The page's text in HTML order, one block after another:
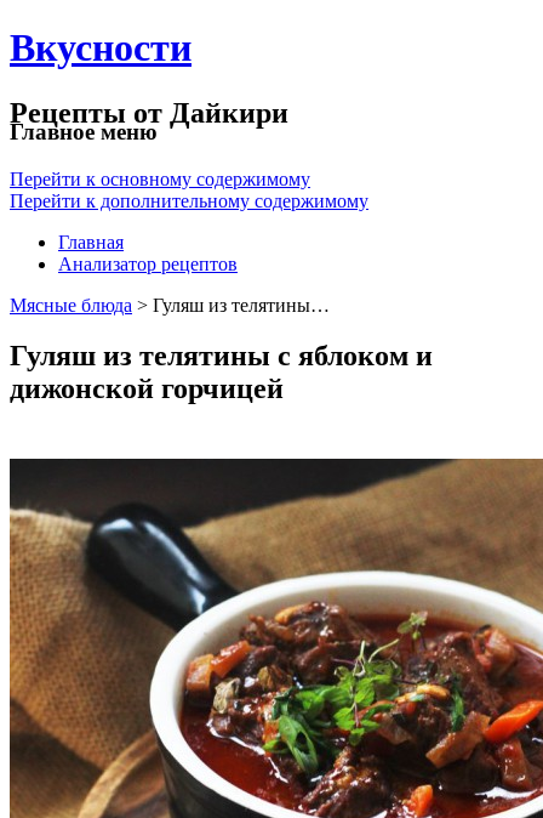
Вкусности
Рецепты от Дайкири
Главное меню
Перейти к основному содержимому
Перейти к дополнительному содержимому
Главная
Анализатор рецептов
Мясные блюда > Гуляш из телятины…
Гуляш из телятины с яблоком и
дижонской горчицей